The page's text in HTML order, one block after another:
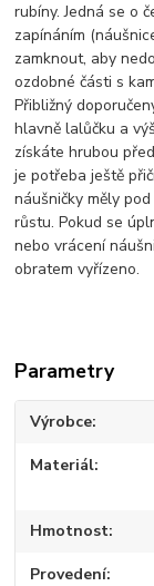
rubíny. Jedná se o
zapínáním
zamknout, aby
ozdobné části s
Přibližný
hlavně lalůčku a
získáte hrubou
je potřeba ještě
náušničky měly
růstu. Pokud se
nebo vrácení
obratem vyřízeno.
Parametry
Výrobce
Materiál
Hmotnost
Provedení